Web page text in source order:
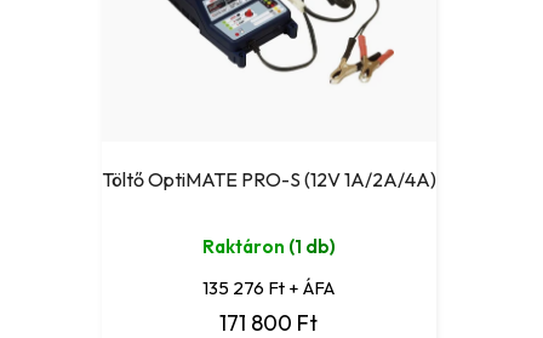
Töltő OptiMATE PRO-S (12V 1A/2A/4A)
Raktáron (1 db)
135 276 Ft + ÁFA
171 800 Ft